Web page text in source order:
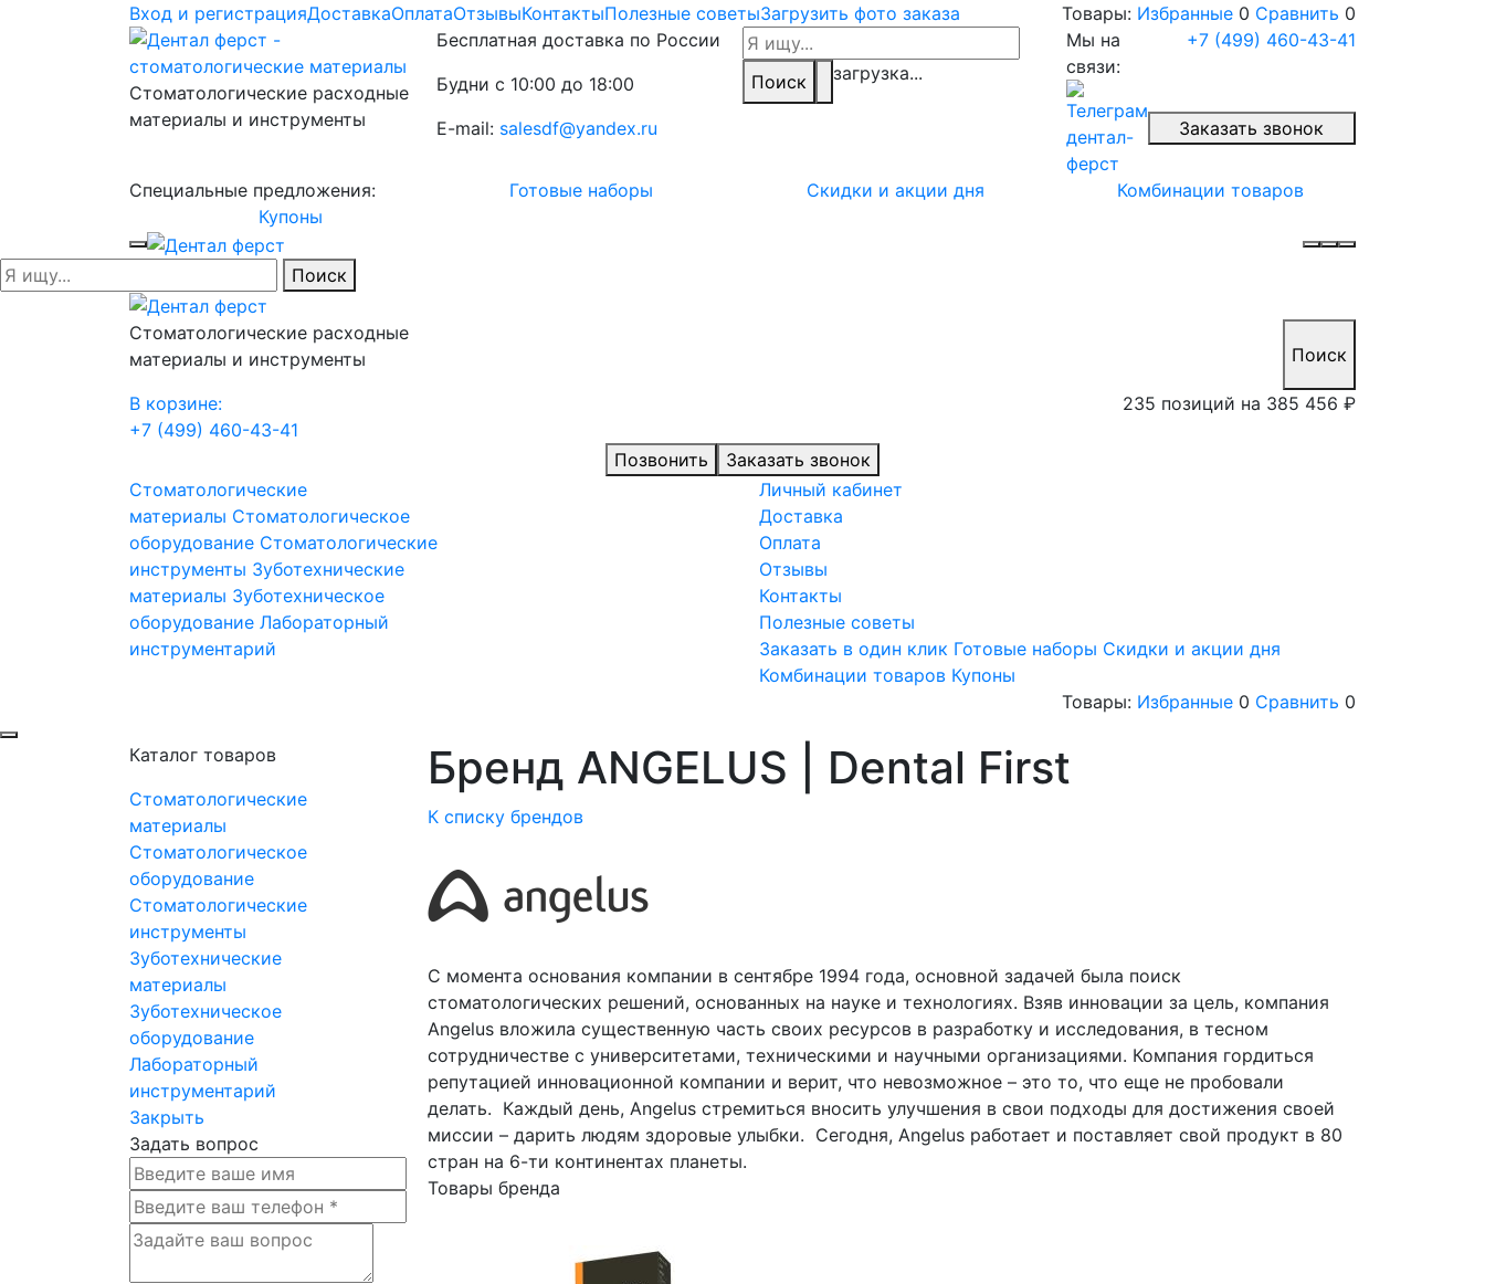
Вход и регистрацияДоставкаОплатаОтзывыКонтактыПолезные советыЗагрузить фото заказа Товары: Избранные 0 Сравнить 0
Стоматологические расходные
материалы и инструменты
Бесплатная доставка по России
Будни с 10:00 до 18:00
E-mail: salesdf@yandex.ru
Поиск загрузка...
Мы на
связи:
+7 (499) 460-43-41
Заказать звонок
Специальные предложения: Готовые наборы Скидки и акции дня
Комбинации товаров
Купоны
Поиск
Стоматологические расходные
материалы и инструменты
Поиск
В корзине: 235 позиций на 385 456 ₽
+7 (499) 460-43-41
Позвонить
Заказать звонок
Стоматологические
материалы Стоматологическое
оборудование Стоматологические
инструменты Зуботехнические
материалы Зуботехническое
оборудование Лабораторный
инструментарий
Личный кабинет
Доставка
Оплата
Отзывы
Контакты
Полезные советы
Заказать в один клик Готовые наборы Скидки и акции дня
Комбинации товаров Купоны
Товары: Избранные 0 Сравнить 0
Каталог товаров
Стоматологические
материалы
Стоматологическое
оборудование
Стоматологические
инструменты
Зуботехнические
материалы
Зуботехническое
оборудование
Лабораторный
инструментарий
Закрыть
Задать вопрос
Бренд ANGELUS | Dental First
К списку брендов
С момента основания компании в сентябре 1994 года, основной задачей была поиск
стоматологических решений, основанных на науке и технологиях. Взяв инновации за цель, компания
Angelus вложила существенную часть своих ресурсов в разработку и исследования, в тесном
сотрудничестве с университетами, техническими и научными организациями. Компания гордиться
репутацией инновационной компании и верит, что невозможное – это то, что еще не пробовали
делать. Каждый день, Angelus стремиться вносить улучшения в свои подходы для достижения своей
миссии – дарить людям здоровые улыбки. Сегодня, Angelus работает и поставляет свой продукт в 80
стран на 6-ти континентах планеты.
Товары бренда